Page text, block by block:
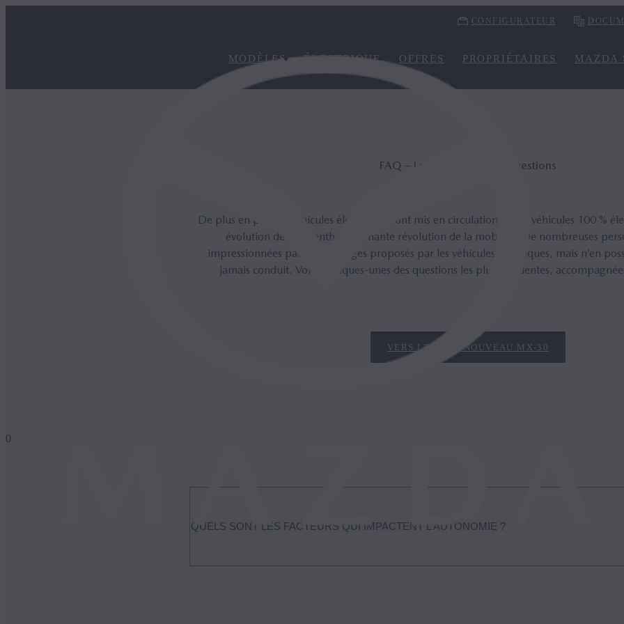
CONFIGURATEUR
MODÈLES ÉLECTRIQUE OFFRES PROPRIÉTAIRES MAZDA
FAQ – Les réponses à vos questions
De plus en plus de véhicules électriques sont mis en circulation, et les véhicules 100 %
évolution de cette enthousiasmante révolution de la mobilité. De nombreuses
impressionnées par les avantages proposés par les véhicules électriques, mais n’en
jamais conduit. Voici quelques-unes des questions les plus fréquentes,
VERS LE TOUT NOUVEAU MX‑30
0
QUELS SONT LES FACTEURS QUI IMPACTENT L’AUTONOMIE ?